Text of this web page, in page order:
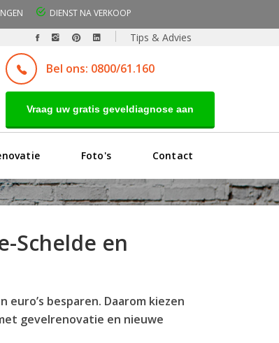
DIENST NA VERKOOP
Tips & Advies
Bel ons: 0800/61.160
Vraag uw gratis geveldiagnose aan
Foto's Contact
Schelde en
besparen. Daarom kiezen
gevelrenovatie en nieuwe